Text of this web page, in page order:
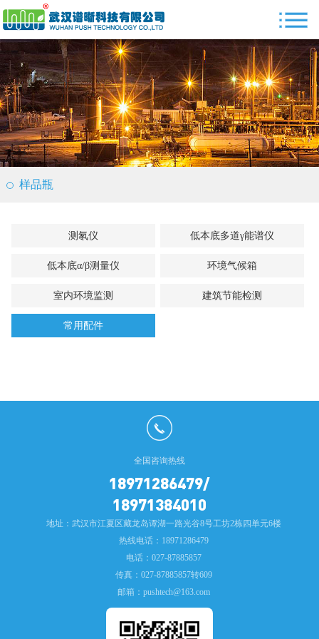
样品瓶
测氡仪 低本底多道γ能谱仪
低本底α/β测量仪 环境气候箱
室内环境监测 建筑节能检测
常用配件
全国咨询热线
18971286479/
18971384010
地址：武汉市江夏区藏龙岛谭湖一路光谷8号工坊2栋四单元6楼
热线电话：18971286479
电话：027-87885857
传真：027-87885857转609
邮箱：pushtech@163.com